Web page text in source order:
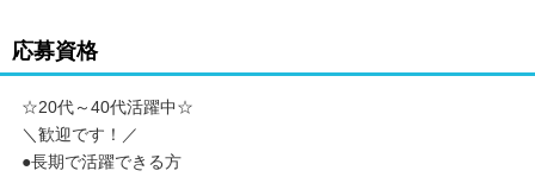
応募資格
☆20代～40代活躍中☆
＼歓迎です！／
●長期で活躍できる方